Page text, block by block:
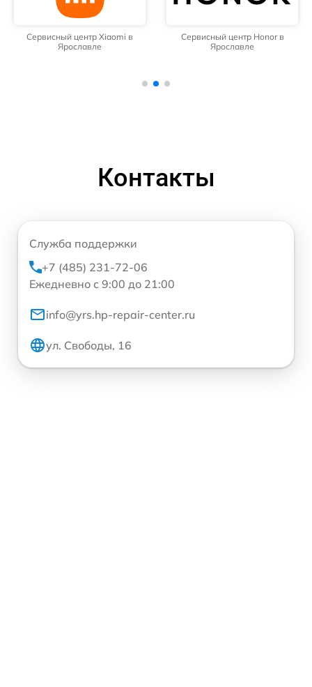
Сервисный центр Xiaomi в
Ярославле
Сервисный центр Honor в
Ярославле
Контакты
Служба поддержки
+7 (485) 231-72-06
Ежедневно с 9:00 до 21:00
info@yrs.hp-repair-center.ru
ул. Свободы, 16